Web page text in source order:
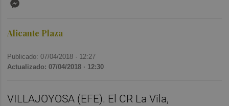
Alicante Plaza
Publicado: 07/04/2018 · 12:27
Actualizado: 07/04/2018 · 12:30
VILLAJOYOSA (EFE). El CR La Vila,